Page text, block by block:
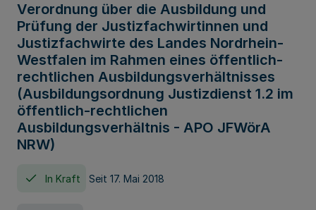
Verordnung über die Ausbildung und
Prüfung der Justizfachwirtinnen und
Justizfachwirte des Landes Nordrhein-
Westfalen im Rahmen eines öffentlich-
rechtlichen Ausbildungsverhältnisses
(Ausbildungsordnung Justizdienst 1.2 im
öffentlich-rechtlichen
Ausbildungsverhältnis - APO JFWörA
NRW)
In Kraft Seit 17. Mai 2018